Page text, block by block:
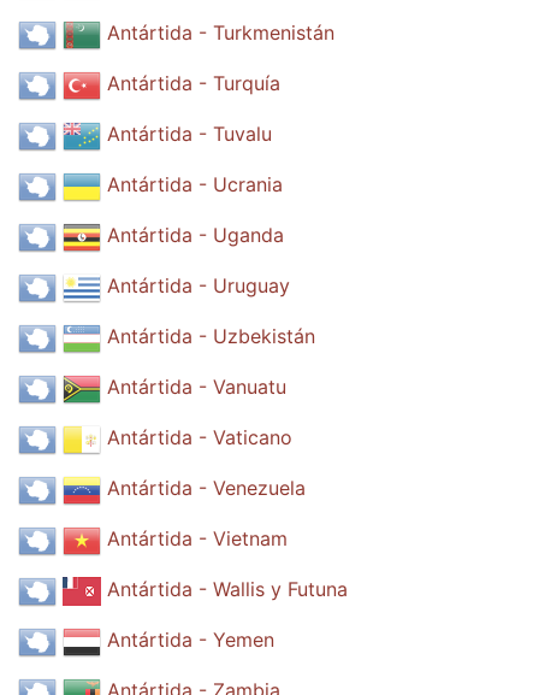
Antártida - Turkmenistán
Antártida - Turquía
Antártida - Tuvalu
Antártida - Ucrania
Antártida - Uganda
Antártida - Uruguay
Antártida - Uzbekistán
Antártida - Vanuatu
Antártida - Vaticano
Antártida - Venezuela
Antártida - Vietnam
Antártida - Wallis y Futuna
Antártida - Yemen